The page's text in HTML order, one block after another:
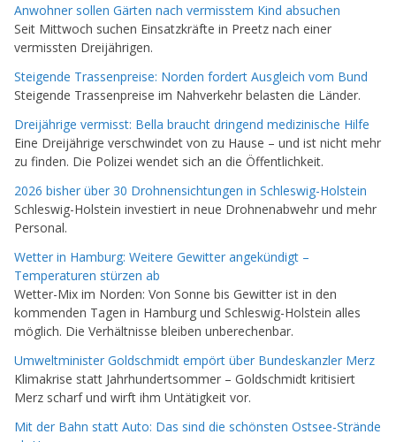
Anwohner sollen Gärten nach vermisstem Kind absuchen
Seit Mittwoch suchen Einsatzkräfte in Preetz nach einer
vermissten Dreijährigen.
Steigende Trassenpreise: Norden fordert Ausgleich vom Bund
Steigende Trassenpreise im Nahverkehr belasten die Länder.
Dreijährige vermisst: Bella braucht dringend medizinische Hilfe
Eine Dreijährige verschwindet von zu Hause – und ist nicht mehr
zu finden. Die Polizei wendet sich an die Öffentlichkeit.
2026 bisher über 30 Drohnensichtungen in Schleswig-Holstein
Schleswig-Holstein investiert in neue Drohnenabwehr und mehr
Personal.
Wetter in Hamburg: Weitere Gewitter angekündigt –
Temperaturen stürzen ab
Wetter-Mix im Norden: Von Sonne bis Gewitter ist in den
kommenden Tagen in Hamburg und Schleswig-Holstein alles
möglich. Die Verhältnisse bleiben unberechenbar.
Umweltminister Goldschmidt empört über Bundeskanzler Merz
Klimakrise statt Jahrhundertsommer – Goldschmidt kritisiert
Merz scharf und wirft ihm Untätigkeit vor.
Mit der Bahn statt Auto: Das sind die schönsten Ostsee-Strände